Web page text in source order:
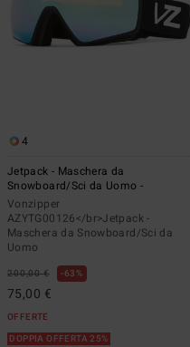
4
Jetpack - Maschera da
Snowboard/Sci da Uomo -
Vonzipper
AZYTG00126</br>Jetpack -
Maschera da Snowboard/Sci da
Uomo
200,00 € 63%
75,00 €
OFFERTE
DOPPIA OFFERTA 25%